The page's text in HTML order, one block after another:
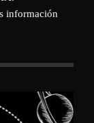
información